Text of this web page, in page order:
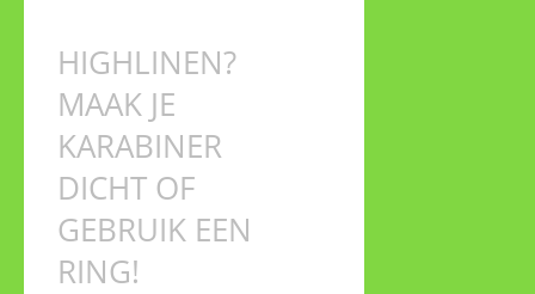
HIGHLINEN?
MAAK JE
KARABINER
DICHT OF
GEBRUIK EEN
RING!